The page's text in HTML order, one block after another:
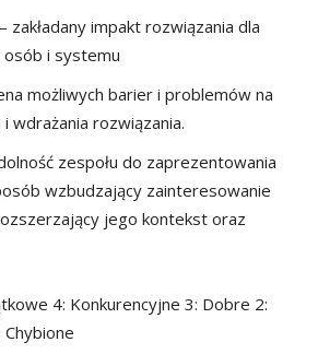
– zakładany impakt rozwiązania dla
osób i systemu
możliwych barier i problemów na
wdrażania rozwiązania.
zespołu do zaprezentowania
wzbudzający zainteresowanie
jego kontekst oraz
4: Konkurencyjne 3: Dobre 2:
Chybione